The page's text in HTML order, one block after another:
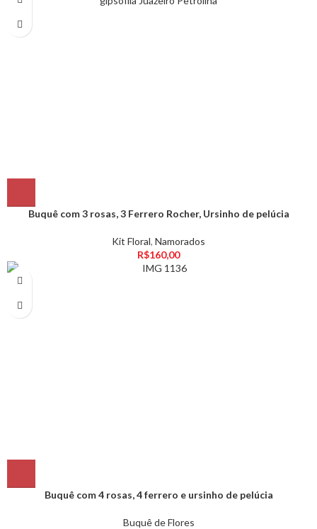
Buquê com 3 rosas, 3 Ferrero Rocher, Ursinho de pelúcia
Kit Floral, Namorados
R$160,00
Buquê com 4 rosas, 4 ferrero e ursinho de pelúcia
Buquê de Flores